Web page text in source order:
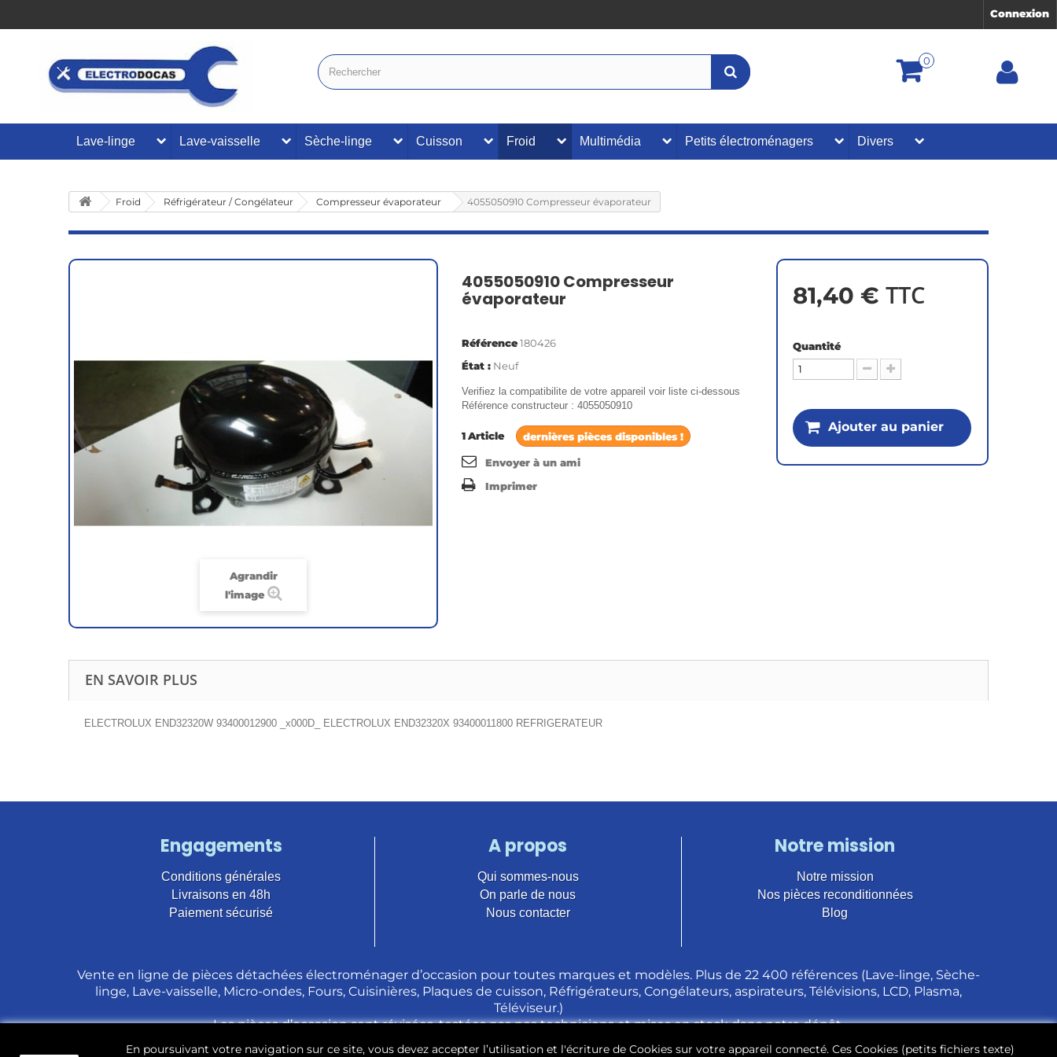
Connexion
0
Lave-linge Lave-vaisselle Sèche-linge Cuisson Froid Multimédia Petits électroménagers Divers
Froid Réfrigérateur / Congélateur Compresseur évaporateur 4055050910 Compresseur évaporateur
Agrandir
l'image
4055050910 Compresseur
évaporateur
Référence180426
État : Neuf
Verifiez la compatibilite de votre appareil voir liste ci-dessous
Référence constructeur : 4055050910
1Article dernières pièces disponibles !
Envoyer à un ami
Imprimer
81,40 € TTC
Quantité
Ajouter au panier
EN SAVOIR PLUS
ELECTROLUX END32320W 93400012900 _x000D_ ELECTROLUX END32320X 93400011800 REFRIGERATEUR
Engagements
Conditions générales
Livraisons en 48h
Paiement sécurisé
A propos
Qui sommes-nous
On parle de nous
Nous contacter
Notre mission
Notre mission
Nos pièces reconditionnées
Blog
Vente en ligne de pièces détachées électroménager d’occasion pour toutes marques et modèles. Plus de 22 400 références (Lave-linge, Sèche-
linge, Lave-vaisselle, Micro-ondes, Fours, Cuisinières, Plaques de cuisson, Réfrigérateurs, Congélateurs, aspirateurs, Télévisions, LCD, Plasma,
Téléviseur.)
Les pièces d’occasion sont révisées, testées pas nos techniciens et mises en stock dans notre dépôt.
En poursuivant votre navigation sur ce site, vous devez accepter l’utilisation et l'écriture de Cookies sur votre appareil connecté. Ces Cookies (petits fichiers texte)